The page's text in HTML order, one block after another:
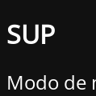
SUP
Modo de